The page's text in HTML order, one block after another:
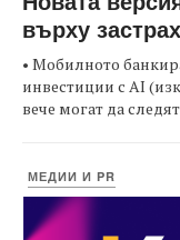
върху
• Мобилното
инвестиции с AI
вече могат да
МЕДИИ И PR